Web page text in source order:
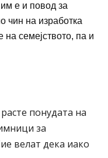
им е и повод за
чин на изработка
на семејството, па и
понудата на
за
велат дека иако